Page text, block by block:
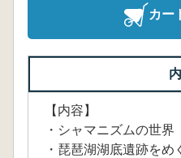
カー
【内容】
・シャマニズムの世界
・琵琶湖湖底遺跡を